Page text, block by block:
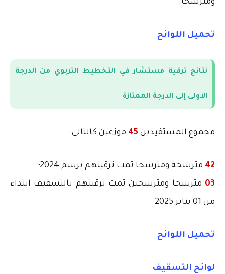
تحميل اللوائح
نتائج ترقية مستشار في التخطيط التربوي من الدرجة
الأولى إلى الدرجة الممتازة
مجموع المستفيدين 45 موزعين كالتالي:
42 مترشحة ومترشحا تمت ترقيتهم برسم 2024؛
03 مترشحا ومترشحين تمت ترقيتهم بالتسقيف ابتداء
من 01 يناير 2025
تحميل اللوائح
لوائح التسقيف